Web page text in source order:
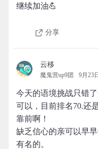
继续加油💪
分享
云移
魔鬼营up9团 9月23
今天的语境挑战只错
可以，目前排名70.还
靠前啊！
缺乏信心的亲可以早
有名的。